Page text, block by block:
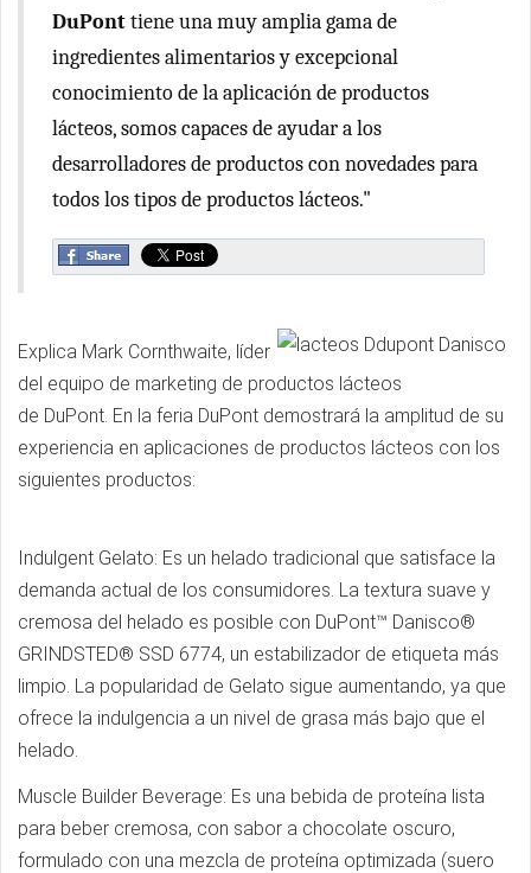
DuPonttiene una muy amplia gama de
ingredientes alimentarios y excepcional
conocimiento de la aplicación de productos
lácteos, somos capaces de ayudar a los
desarrolladores de productos con novedades para
todos los tipos de productos lácteos."
Explica Mark Cornthwaite, líder
del equipo de marketing de productos lácteos
de DuPont. En la feria DuPont demostrará la amplitud de su
experiencia en aplicaciones de productos lácteos con los
siguientes productos:
Indulgent Gelato: Es un helado tradicional que satisface la
demanda actual de los consumidores. La textura suave y
cremosa del helado es posible con DuPont™ Danisco®
GRINDSTED® SSD 6774, un estabilizador de etiqueta más
limpio. La popularidad de Gelato sigue aumentando, ya que
ofrece la indulgencia a un nivel de grasa más bajo que el
helado.
Muscle Builder Beverage: Es una bebida de proteína lista
para beber cremosa, con sabor a chocolate oscuro,
formulado con una mezcla de proteína optimizada (suero